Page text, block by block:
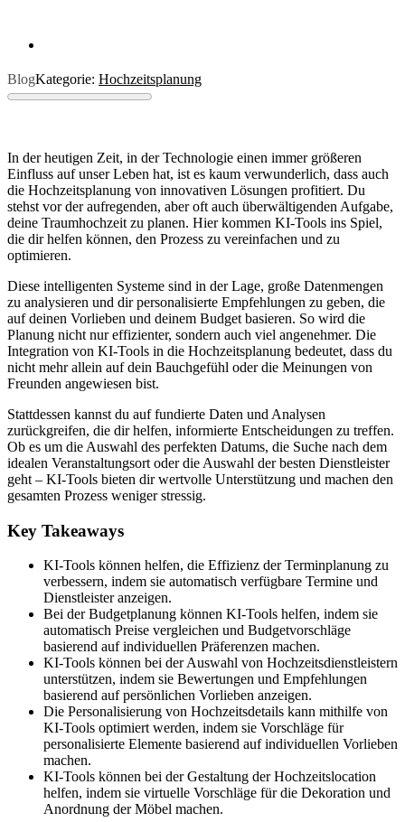
BlogKategorie: Hochzeitsplanung
In der heutigen Zeit, in der Technologie einen immer größeren
Einfluss auf unser Leben hat, ist es kaum verwunderlich, dass auch
die Hochzeitsplanung von innovativen Lösungen profitiert. Du
stehst vor der aufregenden, aber oft auch überwältigenden Aufgabe,
deine Traumhochzeit zu planen. Hier kommen KI-Tools ins Spiel,
die dir helfen können, den Prozess zu vereinfachen und zu
optimieren.
Diese intelligenten Systeme sind in der Lage, große Datenmengen
zu analysieren und dir personalisierte Empfehlungen zu geben, die
auf deinen Vorlieben und deinem Budget basieren. So wird die
Planung nicht nur effizienter, sondern auch viel angenehmer. Die
Integration von KI-Tools in die Hochzeitsplanung bedeutet, dass du
nicht mehr allein auf dein Bauchgefühl oder die Meinungen von
Freunden angewiesen bist.
Stattdessen kannst du auf fundierte Daten und Analysen
zurückgreifen, die dir helfen, informierte Entscheidungen zu treffen.
Ob es um die Auswahl des perfekten Datums, die Suche nach dem
idealen Veranstaltungsort oder die Auswahl der besten Dienstleister
geht – KI-Tools bieten dir wertvolle Unterstützung und machen den
gesamten Prozess weniger stressig.
Key Takeaways
KI-Tools können helfen, die Effizienz der Terminplanung zu
verbessern, indem sie automatisch verfügbare Termine und
Dienstleister anzeigen.
Bei der Budgetplanung können KI-Tools helfen, indem sie
automatisch Preise vergleichen und Budgetvorschläge
basierend auf individuellen Präferenzen machen.
KI-Tools können bei der Auswahl von Hochzeitsdienstleistern
unterstützen, indem sie Bewertungen und Empfehlungen
basierend auf persönlichen Vorlieben anzeigen.
Die Personalisierung von Hochzeitsdetails kann mithilfe von
KI-Tools optimiert werden, indem sie Vorschläge für
personalisierte Elemente basierend auf individuellen Vorlieben
machen.
KI-Tools können bei der Gestaltung der Hochzeitslocation
helfen, indem sie virtuelle Vorschläge für die Dekoration und
Anordnung der Möbel machen.